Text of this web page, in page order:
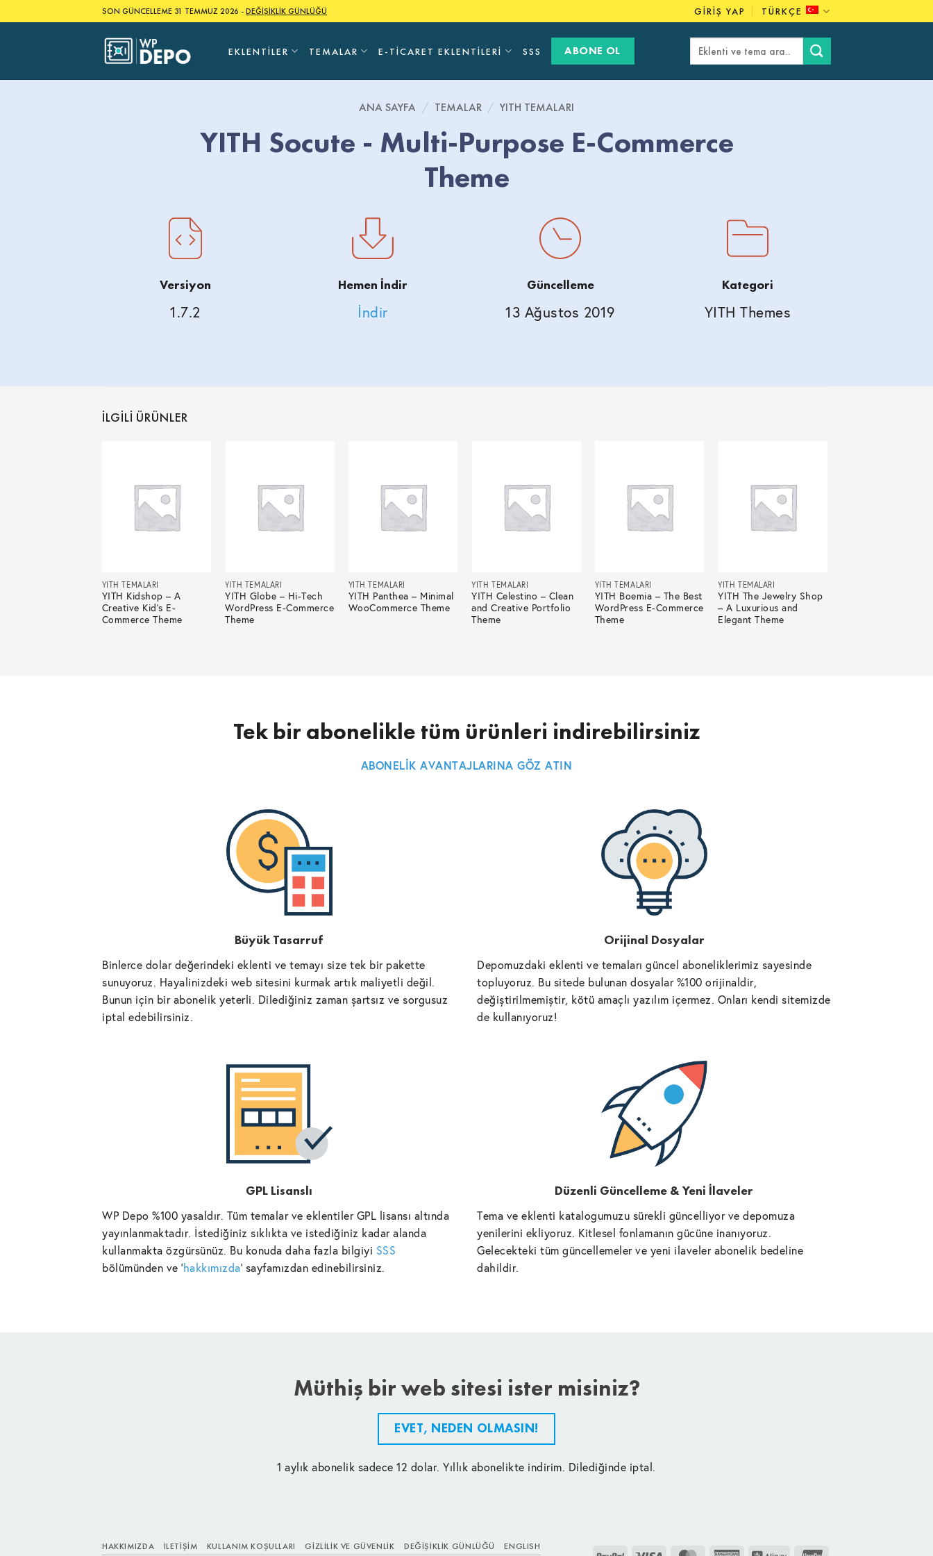
to
SON GÜNCELLEME 31 TEMMUZ 2026 -DEĞİŞİKLİK GÜNLÜĞÜ GIRIŞ YAP TÜRKÇE
EKLENTILER TEMALAR E-TICARET EKLENTILERI SSS ABONE OL Ara:
ANA SAYFA / TEMALAR / YITH TEMALARI
YITH Socute - Multi-Purpose E-Commerce
Theme
Versiyon
1.7.2
Hemen İndir
İndir
Güncelleme
13 Ağustos 2019
Kategori
YITH Themes
İLGILI ÜRÜNLER
YITH TEMALARI
YITH Kidshop – A
Creative Kid’s E-
Commerce Theme
YITH TEMALARI
YITH Globe – Hi-Tech
WordPress E-Commerce
Theme
YITH TEMALARI
YITH Panthea – Minimal
WooCommerce Theme
YITH TEMALARI
YITH Celestino – Clean
and Creative Portfolio
Theme
YITH TEMALARI
YITH Boemia – The Best
WordPress E-Commerce
Theme
YITH TEMALARI
YITH The Jewelry Shop
– A Luxurious and
Elegant Theme
Tek bir abonelikle tüm ürünleri indirebilirsiniz
ABONELİK AVANTAJLARINA GÖZ ATIN
Büyük Tasarruf
Binlerce dolar değerindeki eklenti ve temayı size tek bir pakette
sunuyoruz. Hayalinizdeki web sitesini kurmak artık maliyetli değil.
Bunun için bir abonelik yeterli. Dilediğiniz zaman şartsız ve sorgusuz
iptal edebilirsiniz.
Orijinal Dosyalar
Depomuzdaki eklenti ve temaları güncel aboneliklerimiz sayesinde
topluyoruz. Bu sitede bulunan dosyalar %100 orijinaldir,
değiştirilmemiştir, kötü amaçlı yazılım içermez. Onları kendi sitemizde
de kullanıyoruz!
GPL Lisanslı
WP Depo %100 yasaldır. Tüm temalar ve eklentiler GPL lisansı altında
yayınlanmaktadır. İstediğiniz sıklıkta ve istediğiniz kadar alanda
kullanmakta özgürsünüz. Bu konuda daha fazla bilgiyi SSS
bölümünden ve 'hakkımızda' sayfamızdan edinebilirsiniz.
Düzenli Güncelleme & Yeni İlaveler
Tema ve eklenti katalogumuzu sürekli güncelliyor ve depomuza
yenilerini ekliyoruz. Kitlesel fonlamanın gücüne inanıyoruz.
Gelecekteki tüm güncellemeler ve yeni ilaveler abonelik bedeline
dahildir.
Müthiş bir web sitesi ister misiniz?
EVET, NEDEN OLMASIN!
1 aylık abonelik sadece 12 dolar. Yıllık abonelikte indirim. Dilediğinde iptal.
HAKKIMIZDA İLETIŞIM KULLANIM KOŞULLARI GIZLILIK VE GÜVENLIK DEĞIŞIKLIK GÜNLÜĞÜ ENGLISH